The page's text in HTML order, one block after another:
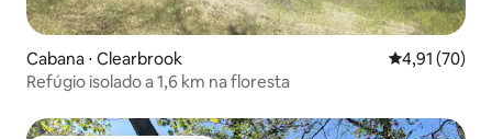
Cabana ⋅ Clearbrook 4,91 de uma
4,91 (70)
Refúgio isolado a 1,6 km na floresta